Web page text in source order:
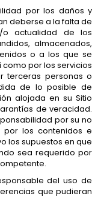
por los daños y
deberse a la falta de
o actualidad de los
almacenados,
o a los que se
por los servicios
terceras personas o
de lo posible de
alojada en su Sitio
de veracidad.
por su no
por los contenidos e
los supuestos en que
sea requerido por
del uso de
que pudieran